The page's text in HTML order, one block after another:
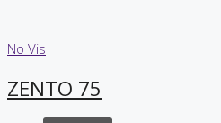
No Vis
ZENTO 75